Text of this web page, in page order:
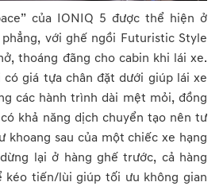
của IONIQ 5 được thể hiện ở
với ghế ngồi Futuristic Style
thoáng đãng cho cabin khi lái xe.
có giá tựa chân đặt dưới giúp lái xe
các hành trình dài mệt mỏi, đồng
khả năng dịch chuyển tạo nên tư
khoang sau của một chiếc xe hạng
lại ở hàng ghế trước, cả hàng
kéo tiến/lùi giúp tối ưu không gian